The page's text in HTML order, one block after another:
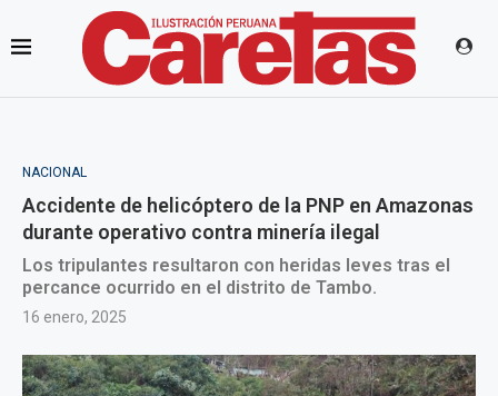
NACIONAL
Accidente de helicóptero de la PNP en Amazonas
durante operativo contra minería ilegal
Los tripulantes resultaron con heridas leves tras el
percance ocurrido en el distrito de Tambo.
16 enero, 2025